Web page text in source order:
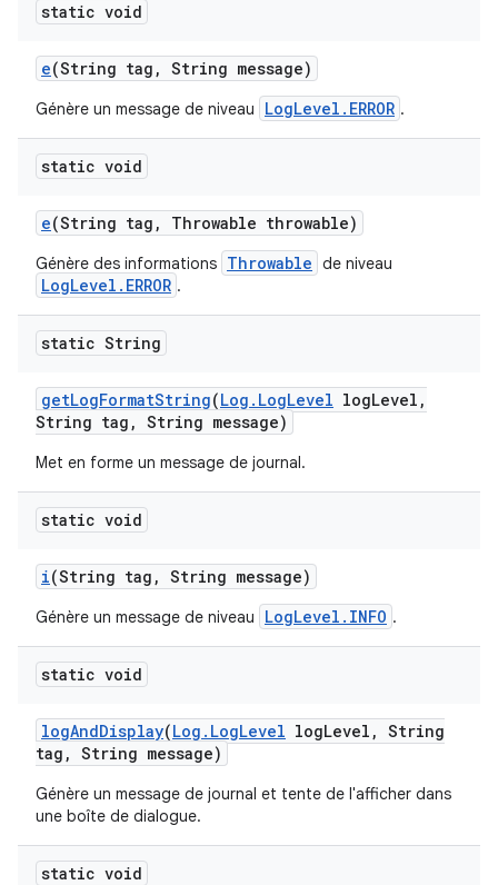
static void
e(String tag , String message)
Génère un message de niveau LogLevel.ERROR .
static void
e(String tag , Throwable throwable)
Génère des informations Throwable de niveau
LogLevel.ERROR .
static String
getLogFormatString(Log . LogLevel logLevel ,
String tag , String message)
Met en forme un message de journal.
static void
i(String tag , String message)
Génère un message de niveau LogLevel.INFO .
static void
logAndDisplay(Log . LogLevel logLevel , String
tag , String message)
Génère un message de journal et tente de l'afficher dans
une boîte de dialogue.
static void